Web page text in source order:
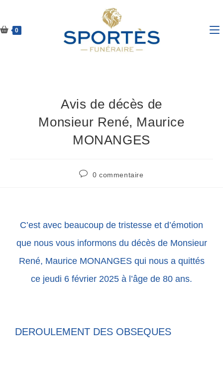
0
Avis de décès de
Monsieur René, Maurice
MONANGES
0 commentaire
C’est avec beaucoup de tristesse et d’émotion
que nous vous informons du décès de Monsieur
René, Maurice MONANGES qui nous a quittés
ce jeudi 6 février 2025 à l’âge de 80 ans.
DEROULEMENT DES OBSEQUES